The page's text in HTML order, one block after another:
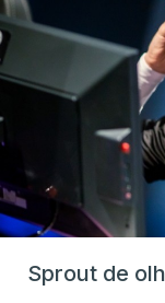
Sprout de